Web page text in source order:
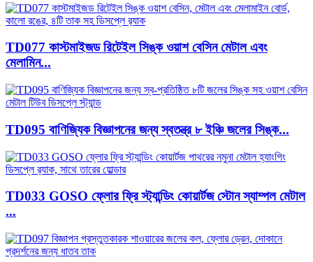
TD077 কাস্টমাইজড রিটেইল সিঙ্ক ওয়াশ বেসিন মেটাল এবং
মেলামিন...
TD095 বাণিজ্যিক বিজ্ঞাপনের জন্য স্বতন্ত্র ৮ ইঞ্চি জলের সিঙ্ক...
TD033 GOSO ফ্লোর ফ্রি স্ট্যান্ডিং কোয়ার্টজ স্টোন স্যাম্পল মেটাল
...